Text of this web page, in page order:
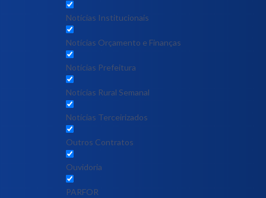
Notícias Institucionais
Notícias Orçamento e Finanças
Notícias Prefeitura
Notícias Rural Semanal
Notícias Terceirizados
Outros Contratos
Ouvidoria
PARFOR